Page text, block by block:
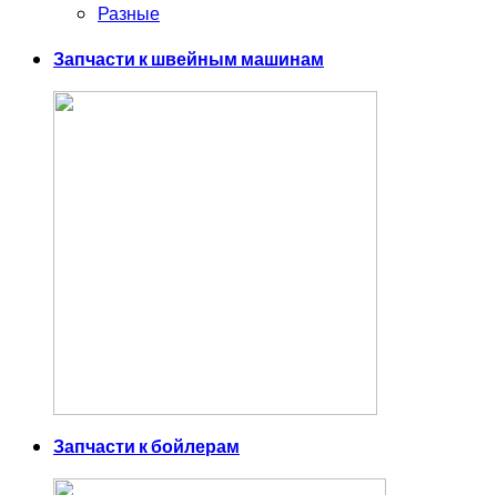
Разные
Запчасти к швейным машинам
Запчасти к бойлерам